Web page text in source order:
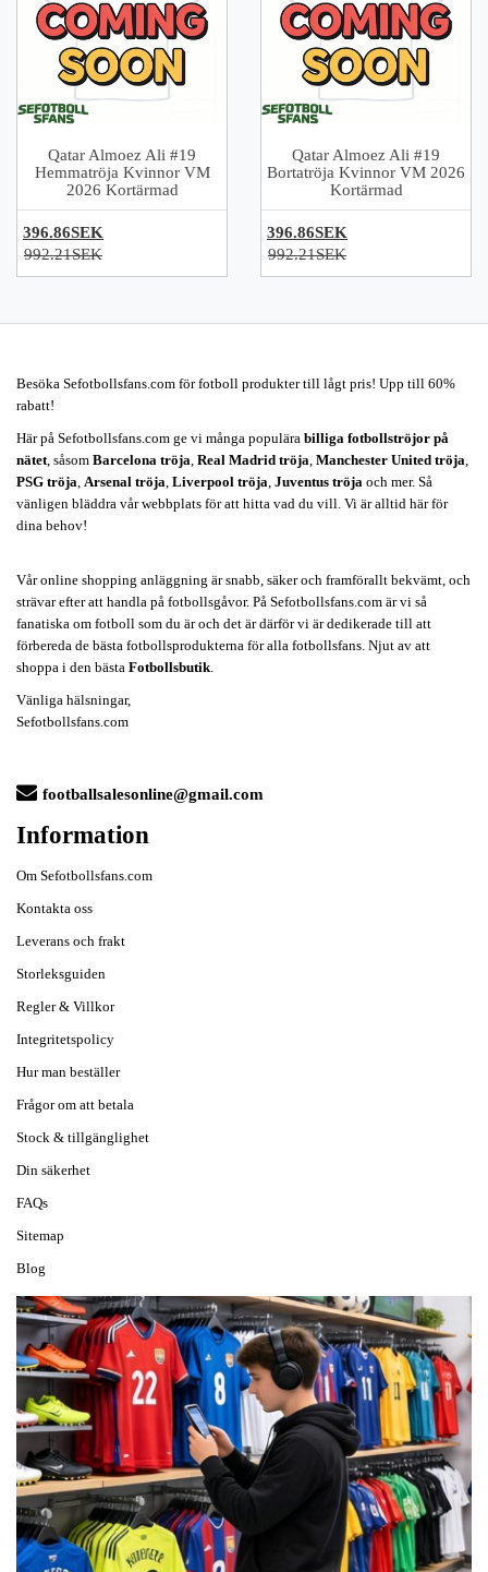
Qatar Almoez Ali #19
Hemmatröja Kvinnor VM
2026 Kortärmad
396.86SEK
992.21SEK
Qatar Almoez Ali #19
Bortatröja Kvinnor VM 2026
Kortärmad
396.86SEK
992.21SEK
Besöka Sefotbollsfans.com för fotboll produkter till lågt pris! Upp till 60%
rabatt!
Här på Sefotbollsfans.com ge vi många populära billiga fotbollströjor på
nätet , såsom Barcelona tröja Real Madrid tröja Manchester United tröja
PSG tröja Arsenal tröja Liverpool tröja Juventus tröja och mer. Så
vänligen bläddra vår webbplats för att hitta vad du vill. Vi är alltid här för
dina behov!
Vår online shopping anläggning är snabb, säker och framförallt bekvämt, och
strävar efter att handla på fotbollsgåvor. På Sefotbollsfans.com är vi så
fanatiska om fotboll som du är och det är därför vi är dedikerade till att
förbereda de bästa fotbollsprodukterna för alla fotbollsfans. Njut av att
shoppa i den bästa Fotbollsbutik
Vänliga hälsningar,
Sefotbollsfans.com
footballsalesonline@gmail.com
Information
Om Sefotbollsfans.com
Kontakta oss
Leverans och frakt
Storleksguiden
Regler & Villkor
Integritetspolicy
Hur man beställer
Frågor om att betala
Stock & tillgänglighet
Din säkerhet
FAQs
Sitemap
Blog